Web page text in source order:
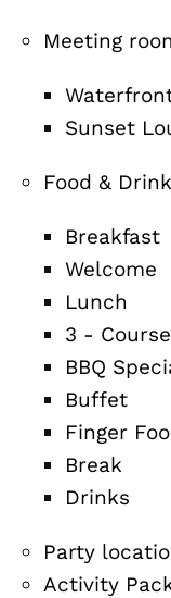
Meeting
Sunset
Food &
Breakfast
Welcome
Lunch
3 -
BBQ
Buffet
Finger
Break
Drinks
Party
Activity